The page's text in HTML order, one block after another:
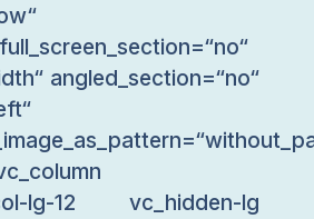
angled_section=“no“
lg-12 vc_hidden-lg